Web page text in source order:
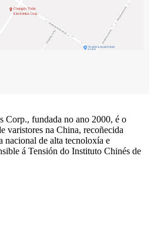
fundada no ano 2000, é o
varistores na China, recoñecida
nacional de alta tecnoloxía e
á Tensión do Instituto Chinés de